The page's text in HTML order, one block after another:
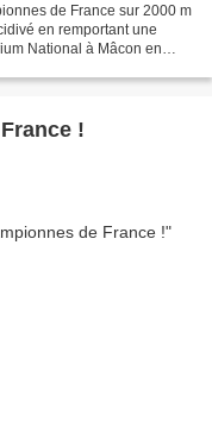
de France sur 2000 m
en remportant une
National à Mâcon en
!